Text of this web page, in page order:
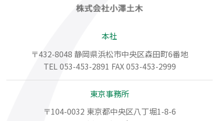
本社
〒432-8048 静岡県浜松市中央区森田町6番地
TEL053-453-2891 FAX 053-453-2999
東京事務所
〒104-0032 東京都中央区八丁堀1-8-6